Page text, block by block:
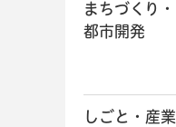
まちづくり・
都市開発
しごと・産業